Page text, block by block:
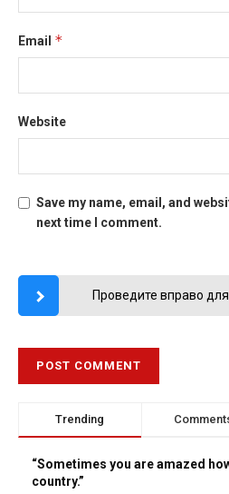
Email *
Website
Save my name, email, and
next time I comment.
Проведите вправо
Trending
“Sometimes you are amazed
country.”